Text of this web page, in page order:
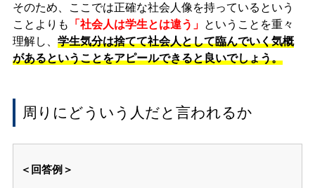
そのため、ここでは正確な社会人像を持っているという
ことよりも 「社会人は学生とは違う」 ということを重々
理解し、 学生気分は捨てて社会人として臨んでいく気概
があるということをアピールできると良いでしょう。
周りにどういう人だと言われるか
＜回答例＞